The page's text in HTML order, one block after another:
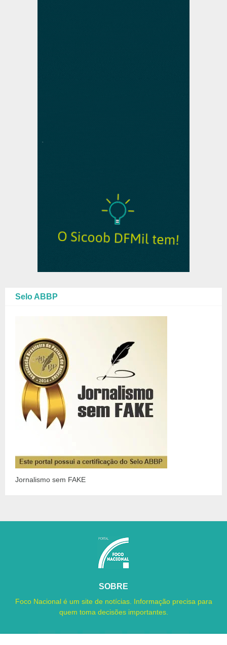
Selo ABBP
Jornalismo sem FAKE
SOBRE
Foco Nacional é um site de notícias. Informação precisa para
quem toma decisões importantes.